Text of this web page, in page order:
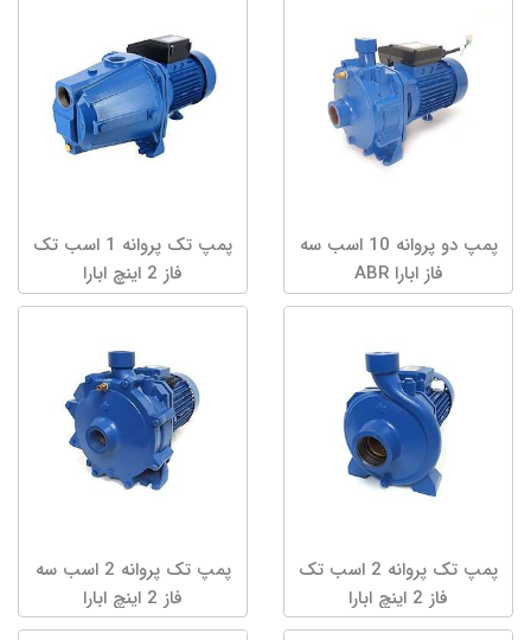
پمپ دو پروانه 10 اسب سه
فاز ابارا ABR
پمپ تک پروانه 1 اسب تک
فاز 2 اینچ ابارا
پمپ تک پروانه 2 اسب تک
فاز 2 اینچ ابارا
پمپ تک پروانه 2 اسب سه
فاز 2 اینچ ابارا